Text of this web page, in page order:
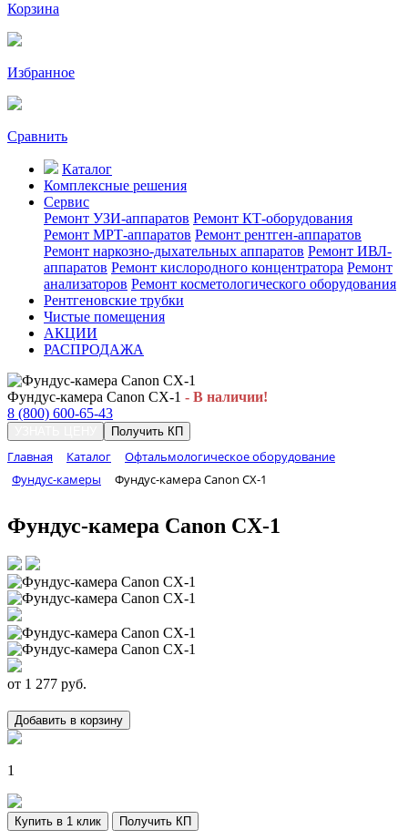
Корзина
Избранное
Сравнить
Каталог
Комплексные решения
Сервис
Ремонт УЗИ-аппаратов Ремонт КТ-оборудования
Ремонт МРТ-аппаратов Ремонт рентген-аппаратов
Ремонт наркозно-дыхательных аппаратов Ремонт ИВЛ-
аппаратов Ремонт кислородного концентратора Ремонт
анализаторов Ремонт косметологического оборудования
Рентгеновские трубки
Чистые помещения
АКЦИИ
РАСПРОДАЖА
Фундус-камера Canon CX-1 - В наличии!
8 (800) 600-65-43
Получить КП
Главная Каталог
Офтальмологическое оборудование
Фундус-камеры
Фундус-камера Canon CX-1
Фундус-камера Canon CX-1
от 1 277 руб.
Добавить в корзину
1
Купить в 1 клик Получить КП